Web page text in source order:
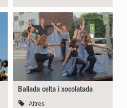
Ballada celta i xocolatada
Altres